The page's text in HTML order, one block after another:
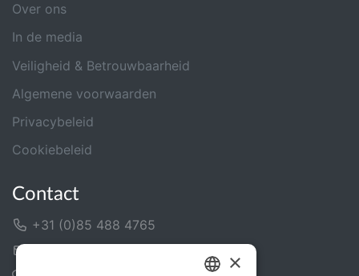
Over ons
In de media
Veiligheid & Betrouwbaarheid
Algemene voorwaarden
Privacybeleid
Cookiebeleid
Contact
+31 (0)85 488 4765
×